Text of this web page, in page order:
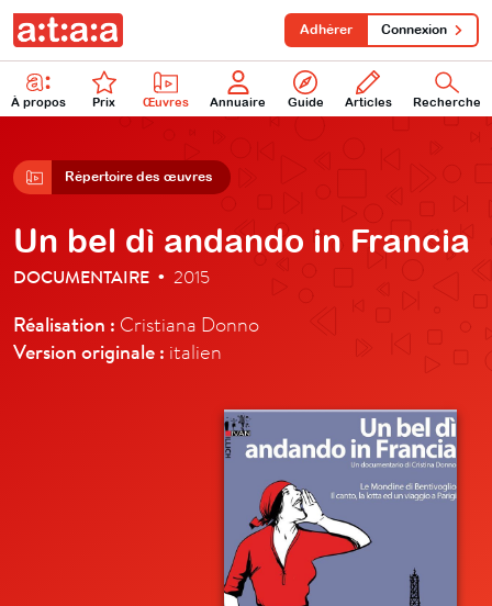
À propos Prix Œuvres Annuaire Guide Articles Recherche
Adhérer Connexion
Répertoire des œuvres
Un bel dì andando in Francia
DOCUMENTAIRE • 2015
Réalisation : Cristiana Donno
Version originale : italien